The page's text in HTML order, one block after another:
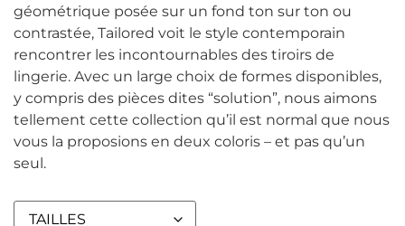
géométrique posée sur un fond ton sur ton ou
contrastée, Tailored voit le style contemporain
rencontrer les incontournables des tiroirs de
lingerie. Avec un large choix de formes disponibles,
y compris des pièces dites “solution”, nous aimons
tellement cette collection qu’il est normal que nous
vous la proposions en deux coloris – et pas qu’un
seul.